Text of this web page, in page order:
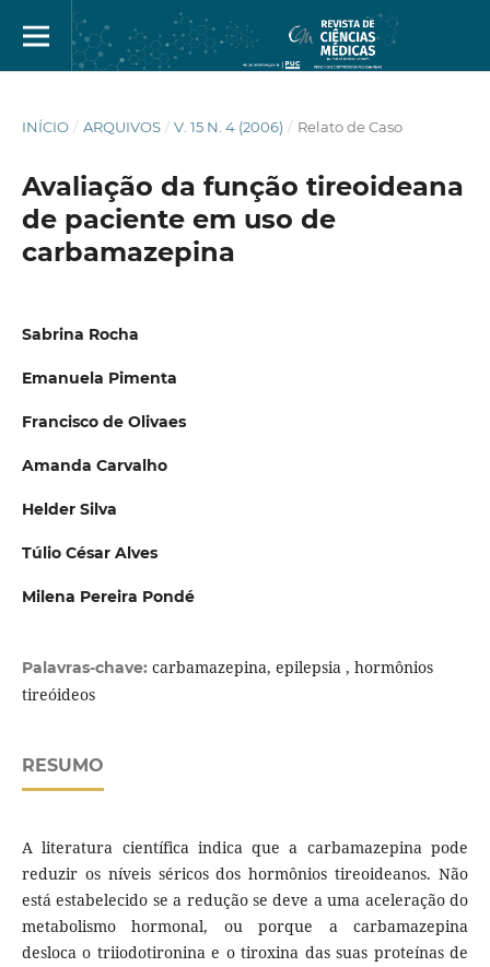
INÍCIO / ARQUIVOS / V. 15 N. 4 (2006) / Relato de Caso
Avaliação da função tireoideana
de paciente em uso de
carbamazepina
Sabrina Rocha
Emanuela Pimenta
Francisco de Olivaes
Amanda Carvalho
Helder Silva
Túlio César Alves
Milena Pereira Pondé
Palavras-chave: carbamazepina, epilepsia , hormônios
tireóideos
RESUMO
A literatura científica indica que a carbamazepina pode
reduzir os níveis séricos dos hormônios tireoideanos. Não
está estabelecido se a redução se deve a uma aceleração do
metabolismo hormonal, ou porque a carbamazepina
desloca o triiodotironina e o tiroxina das suas proteínas de